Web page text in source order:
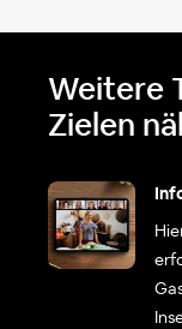
Weitere
Zielen